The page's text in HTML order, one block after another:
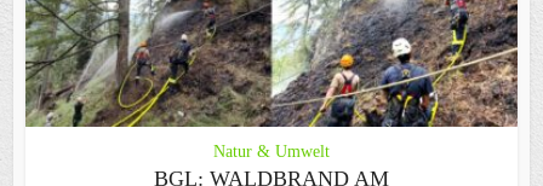
Natur & Umwelt
BGL: WALDBRAND AM